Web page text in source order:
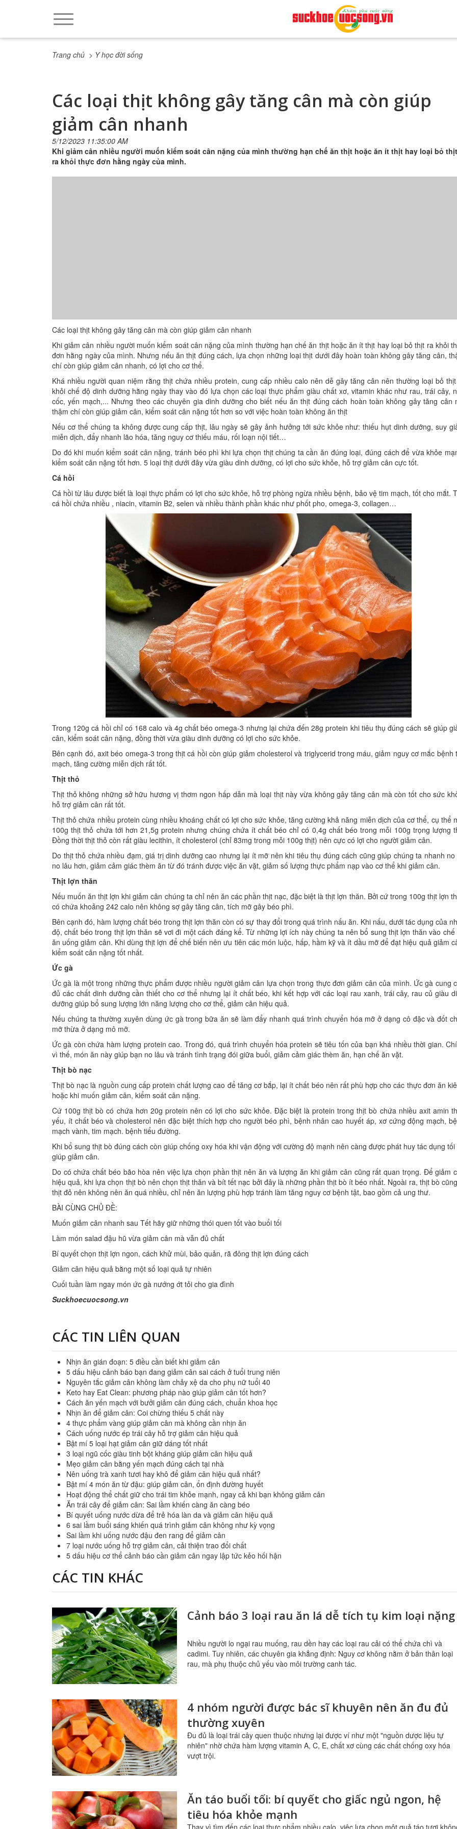
Trang chủ > Y học đời sống
Các loại thịt không gây tăng cân mà còn giúp
giảm cân nhanh
5/12/2023 11:35:00 AM
Khi giảm cân nhiều người muốn kiểm soát cân nặng của mình thường hạn chế ăn thịt hoặc ăn ít thịt hay loại bỏ thịt
ra khỏi thực đơn hằng ngày của mình.
Các loại thịt không gây tăng cân mà còn giúp giảm cân nhanh
Khi giảm cân nhiều người muốn kiểm soát cân nặng của mình thường hạn chế ăn thịt hoặc ăn ít thịt hay loại bỏ thịt ra khỏi
đơn hằng ngày của mình. Nhưng nếu ăn thịt đúng cách, lựa chọn những loại thịt dưới đây hoàn toàn không gây tăng cân,
chí còn giúp giảm cân nhanh, có lợi cho cơ thể.
Khá nhiều người quan niệm rằng thịt chứa nhiều protein, cung cấp nhiều calo nên dễ gây tăng cân nên thường loại bỏ
khỏi chế độ dinh dưỡng hằng ngày thay vào đó lựa chọn các loại thực phẩm giàu chất xơ, vitamin khác như rau, trái cây,
cốc, yến mạch,... Nhưng theo các chuyên gia dinh dưỡng cho biết nếu ăn thịt đúng cách hoàn toàn không gây tăng cân
thậm chí còn giúp giảm cân, kiểm soát cân nặng tốt hơn so với việc hoàn toàn không ăn thịt
Nếu cơ thể chúng ta không được cung cấp thịt, lâu ngày sẽ gây ảnh hưởng tới sức khỏe như: thiếu hụt dinh dưỡng, suy
miễn dịch, đẩy nhanh lão hóa, tăng nguy cơ thiếu máu, rối loạn nội tiết…
Do đó khi muốn kiểm soát cân nặng, tránh béo phì khi lựa chọn thịt chúng ta cần ăn đúng loại, đúng cách để vừa khỏe
kiểm soát cân nặng tốt hơn. 5 loại thịt dưới đây vừa giàu dinh dưỡng, có lợi cho sức khỏe, hỗ trợ giảm cân cực tốt.
Cá hồi
Cá hồi từ lâu được biết là loại thực phẩm có lợi cho sức khỏe, hỗ trợ phòng ngừa nhiều bệnh, bảo vệ tim mạch, tốt cho mắt.
cá hồi chứa nhiều , niacin, vitamin B2, selen và nhiều thành phần khác như phốt pho, omega-3, collagen…
Trong 120g cá hồi chỉ có 168 calo và 4g chất béo omega-3 nhưng lại chứa đến 28g protein khi tiêu thụ đúng cách sẽ giúp
cân, kiểm soát cân nặng, đồng thời vừa giàu dinh dưỡng có lợi cho sức khỏe.
Bên cạnh đó, axit béo omega-3 trong thịt cá hồi còn giúp giảm cholesterol và triglycerid trong máu, giảm nguy cơ mắc bệnh
mạch, tăng cường miễn dịch rất tốt.
Thịt thỏ
Thịt thỏ không những sở hữu hương vị thơm ngon hấp dẫn mà loại thịt này vừa không gây tăng cân mà còn tốt cho sức
hỗ trợ giảm cân rất tốt.
Thịt thỏ chứa nhiều protein cùng nhiều khoáng chất có lợi cho sức khỏe, tăng cường khả năng miễn dịch của cơ thể, cụ thể
100g thịt thỏ chứa tới hơn 21,5g protein nhưng chúng chứa ít chất béo chỉ có 0,4g chất béo trong mỗi 100g trọng lượng
Đồng thời thịt thỏ còn rất giàu lecithin, ít cholesterol (chỉ 83mg trong mỗi 100g thịt) nên cực có lợi cho người giảm cân.
Do thịt thỏ chứa nhiều đạm, giá trị dinh dưỡng cao nhưng lại ít mỡ nên khi tiêu thụ đúng cách cũng giúp chúng ta nhanh no
no lâu hơn, giảm cảm giác thèm ăn từ đó tránh được việc ăn vặt, giảm số lượng thực phẩm nạp vào cơ thể khi giảm cân.
Thịt lợn thăn
Nếu muốn ăn thịt lợn khi giảm cân chúng ta chỉ nên ăn các phần thịt nạc, đặc biệt là thịt lợn thăn. Bởi cứ trong 100g thịt lợn
có chứa khoảng 242 calo nên không sợ gây tăng cân, tích mỡ gây béo phì.
Bên cạnh đó, hàm lượng chất béo trong thịt lợn thăn còn có sự thay đổi trong quá trình nấu ăn. Khi nấu, dưới tác dụng của
độ, chất béo trong thịt lợn thăn sẽ vơi đi một cách đáng kể. Từ những lợi ích này chúng ta nên bổ sung thịt lợn thăn vào chế
ăn uống giảm cân. Khi dùng thịt lợn để chế biến nên ưu tiên các món luộc, hấp, hầm kỹ và ít dầu mỡ để đạt hiệu quả giảm
kiểm soát cân nặng tốt nhất.
Ức gà
Ức gà là một trong những thực phẩm được nhiều người giảm cân lựa chọn trong thực đơn giảm cân của mình. Ức gà cung
đủ các chất dinh dưỡng cần thiết cho cơ thể nhưng lại ít chất béo, khi kết hợp với các loại rau xanh, trái cây, rau củ giàu
dưỡng giúp bổ sung lượng lớn năng lượng cho cơ thể, giảm cân hiệu quả.
Nếu chúng ta thường xuyên dùng ức gà trong bữa ăn sẽ làm đẩy nhanh quá trình chuyển hóa mỡ ở dạng cô đặc và đốt
mỡ thừa ở dạng mô mỡ.
Ức gà còn chứa hàm lượng protein cao. Trong đó, quá trình chuyển hóa protein sẽ tiêu tốn của bạn khá nhiều thời gian.
vì thế, món ăn này giúp bạn no lâu và tránh tình trạng đói giữa buổi, giảm cảm giác thèm ăn, hạn chế ăn vặt.
Thịt bò nạc
Thịt bò nạc là nguồn cung cấp protein chất lượng cao để tăng cơ bắp, lại ít chất béo nên rất phù hợp cho các thực đơn ăn
hoặc khi muốn giảm cân, kiểm soát cân nặng.
Cứ 100g thịt bò có chứa hơn 20g protein nên có lợi cho sức khỏe. Đặc biệt là protein trong thịt bò chứa nhiều axit amin
yếu, ít chất béo và cholesterol nên đặc biệt thích hợp cho người béo phì, bệnh nhân cao huyết áp, xơ cứng động mạch,
mạch vành, tim mạch. bệnh tiểu đường.
Khi bổ sung thịt bò đúng cách còn giúp chống oxy hóa khi vận động với cường độ mạnh nên càng được phát huy tác dụng tối
giúp giảm cân.
Do có chứa chất béo bão hòa nên việc lựa chọn phần thịt nên ăn và lượng ăn khi giảm cân cũng rất quan trọng. Để giảm
hiệu quả, khi lựa chọn thịt bò nên chọn thịt thăn và bít tết nạc bởi đây là những phần thịt bò ít béo nhất. Ngoài ra, thịt bò
thịt đỏ nên không nên ăn quá nhiều, chỉ nên ăn lượng phù hợp tránh làm tăng nguy cơ bệnh tật, bao gồm cả ung thư.
BÀI CÙNG CHỦ ĐỀ:
Muốn giảm cân nhanh sau Tết hãy giữ những thói quen tốt vào buổi tối
Làm món salad đậu hũ vừa giảm cân mà vẫn đủ chất
Bí quyết chọn thịt lợn ngon, cách khử mùi, bảo quản, rã đông thịt lợn đúng cách
Giảm cân hiệu quả bằng một số loại quả tự nhiên
Cuối tuần làm ngay món ức gà nướng ớt tỏi cho gia đình
Suckhoecuocsong.vn
CÁC TIN LIÊN QUAN
Nhịn ăn gián đoạn: 5 điều cần biết khi giảm cân
5 dấu hiệu cảnh báo bạn đang giảm cân sai cách ở tuổi trung niên
Nguyên tắc giảm cân không làm chảy xệ da cho phụ nữ tuổi 40
Keto hay Eat Clean: phương pháp nào giúp giảm cân tốt hơn?
Cách ăn yến mạch với bưởi giảm cân đúng cách, chuẩn khoa học
Nhịn ăn để giảm cân: Coi chừng thiếu 5 chất này
4 thực phẩm vàng giúp giảm cân mà không cần nhịn ăn
Cách uống nước ép trái cây hỗ trợ giảm cân hiệu quả
Bật mí 5 loại hạt giảm cân giữ dáng tốt nhất
3 loại ngũ cốc giàu tinh bột kháng giúp giảm cân hiệu quả
Mẹo giảm cân bằng yến mạch đúng cách tại nhà
Nên uống trà xanh tươi hay khô để giảm cân hiệu quả nhất?
Bật mí 4 món ăn từ đậu: giúp giảm cân, ổn định đường huyết
Hoạt động thể chất giữ cho trái tim khỏe mạnh, ngay cả khi bạn không giảm cân
Ăn trái cây để giảm cân: Sai lầm khiến càng ăn càng béo
Bí quyết uống nước dừa để trẻ hóa làn da và giảm cân hiệu quả
6 sai lầm buổi sáng khiến quá trình giảm cân không như kỳ vọng
Sai lầm khi uống nước đậu đen rang để giảm cân
7 loại nước uống hỗ trợ giảm cân, cải thiện trao đổi chất
5 dấu hiệu cơ thể cảnh báo cần giảm cân ngay lập tức kẻo hối hận
CÁC TIN KHÁC
Cảnh báo 3 loại rau ăn lá dễ tích tụ kim loại nặng
Nhiều người lo ngại rau muống, rau dền hay các loại rau cải có thể chứa chì và
cadimi. Tuy nhiên, các chuyên gia khẳng định: Nguy cơ không nằm ở bản thân loại
rau, mà phụ thuộc chủ yếu vào môi trường canh tác.
4 nhóm người được bác sĩ khuyên nên ăn đu đủ
thường xuyên
Đu đủ là loại trái cây quen thuộc nhưng lại được ví như một "nguồn dược liệu tự
nhiên" nhờ chứa hàm lượng vitamin A, C, E, chất xơ cùng các chất chống oxy hóa
vượt trội.
Ăn táo buổi tối: bí quyết cho giấc ngủ ngon, hệ
tiêu hóa khỏe mạnh
Thay vì tìm đến các loại thực phẩm nhiều calo, việc lựa chọn một quả táo tươi